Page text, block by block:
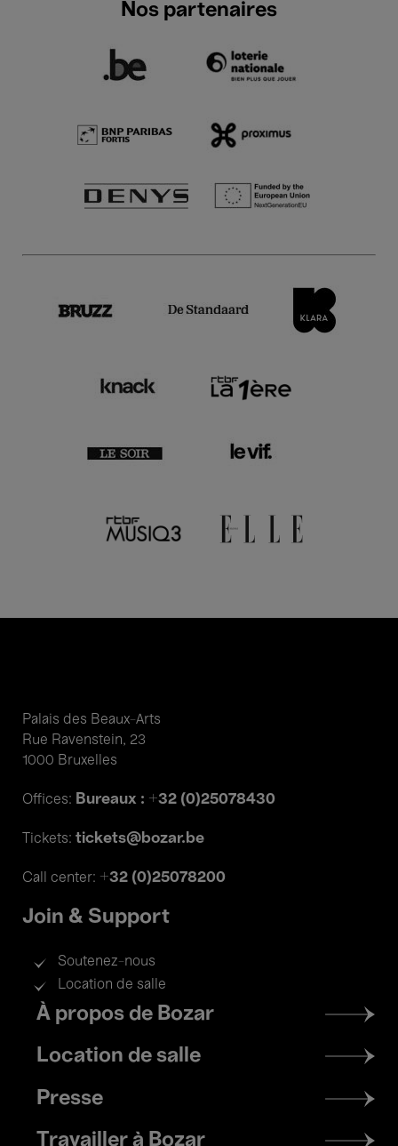
Nos partenaires
Palais des Beaux-Arts
Rue Ravenstein, 23
1000 Bruxelles
Offices: Bureaux : +32 (0)25078430
Tickets: tickets@bozar.be
Call center: +32 (0)25078200
Join & Support
Soutenez-nous
Location de salle
Footer
menu
À propos de Bozar
Location de salle
Presse
Travailler à Bozar